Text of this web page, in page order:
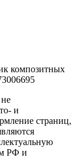
композитных
и
страниц,
РФ и